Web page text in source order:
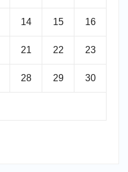
14 15 16
21 22 23
28 29 30